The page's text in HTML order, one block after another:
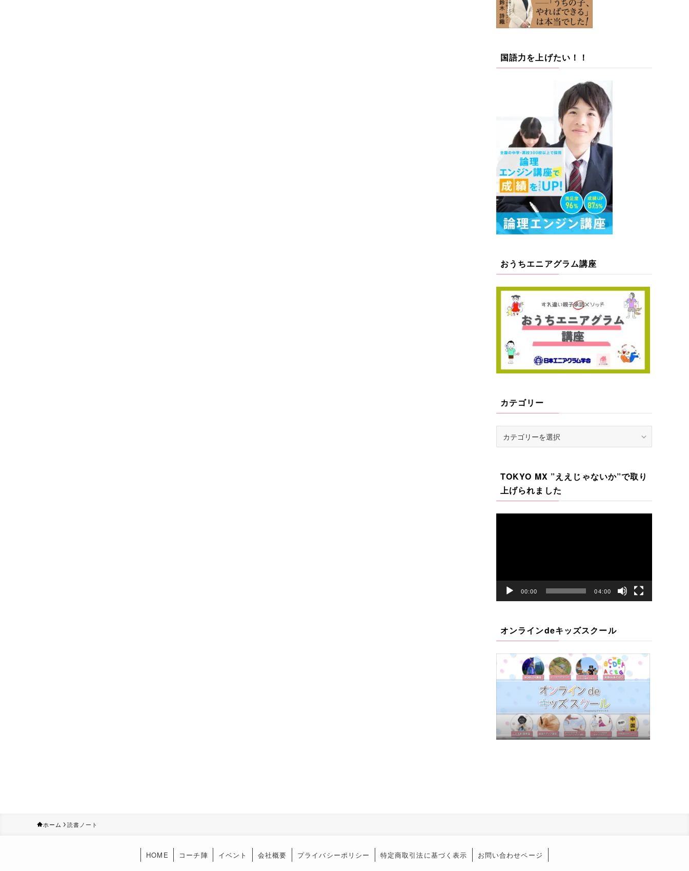
国語力を上げたい！！
おうちエニアグラム講座
カテゴリー
テ
リ
TOKYO MX ”ええじゃないか”で取り
上げられました
ー
00:00 04:00
オンラインdeキッズスクール
ホーム 読書ノート
HOME コーチ陣 イベント 会社概要 プライバシーポリシー 特定商取引法に基づく表示 お問い合わせページ